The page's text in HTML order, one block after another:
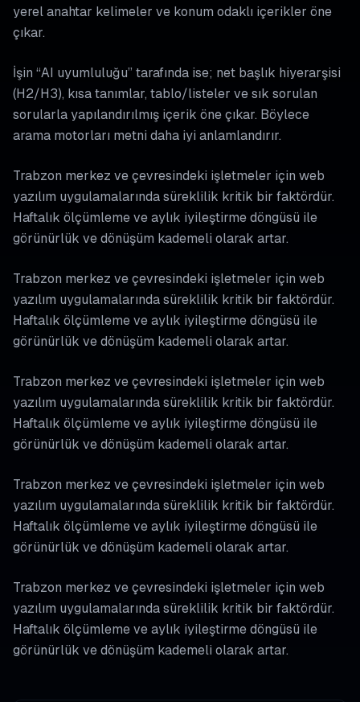
yerel anahtar kelimeler ve konum odaklı içerikler öne
çıkar.
İşin “AI uyumluluğu” tarafında ise; net başlık hiyerarşisi
(H2/H3), kısa tanımlar, tablo/listeler ve sık sorulan
sorularla yapılandırılmış içerik öne çıkar. Böylece
arama motorları metni daha iyi anlamlandırır.
Trabzon merkez ve çevresindeki işletmeler için web
yazılım uygulamalarında süreklilik kritik bir faktördür.
Haftalık ölçümleme ve aylık iyileştirme döngüsü ile
görünürlük ve dönüşüm kademeli olarak artar.
Trabzon merkez ve çevresindeki işletmeler için web
yazılım uygulamalarında süreklilik kritik bir faktördür.
Haftalık ölçümleme ve aylık iyileştirme döngüsü ile
görünürlük ve dönüşüm kademeli olarak artar.
Trabzon merkez ve çevresindeki işletmeler için web
yazılım uygulamalarında süreklilik kritik bir faktördür.
Haftalık ölçümleme ve aylık iyileştirme döngüsü ile
görünürlük ve dönüşüm kademeli olarak artar.
Trabzon merkez ve çevresindeki işletmeler için web
yazılım uygulamalarında süreklilik kritik bir faktördür.
Haftalık ölçümleme ve aylık iyileştirme döngüsü ile
görünürlük ve dönüşüm kademeli olarak artar.
Trabzon merkez ve çevresindeki işletmeler için web
yazılım uygulamalarında süreklilik kritik bir faktördür.
Haftalık ölçümleme ve aylık iyileştirme döngüsü ile
görünürlük ve dönüşüm kademeli olarak artar.